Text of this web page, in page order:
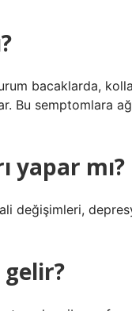
bacaklarda,
Bu semptomlara
yapar mı?
değişimleri,
gelir?